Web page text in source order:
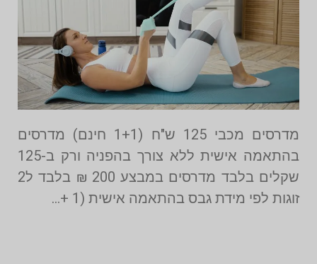
מדרסים מכבי 125 ש"ח (1+1 חינם) מדרסים
בהתאמה אישית ללא צורך בהפניה ורק ב-125
שקלים בלבד מדרסים במבצע 200 ₪ בלבד ל2
זוגות לפי מידת גבס בהתאמה אישית (1 +…